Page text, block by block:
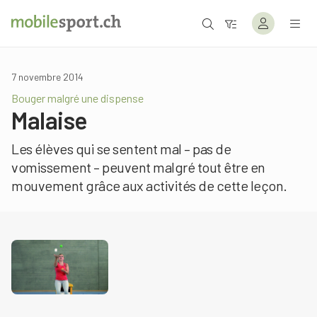
7 novembre 2014
Bouger malgré une dispense
Malaise
Les élèves qui se sentent mal – pas de
vomissement – peuvent malgré tout être en
mouvement grâce aux activités de cette leçon.